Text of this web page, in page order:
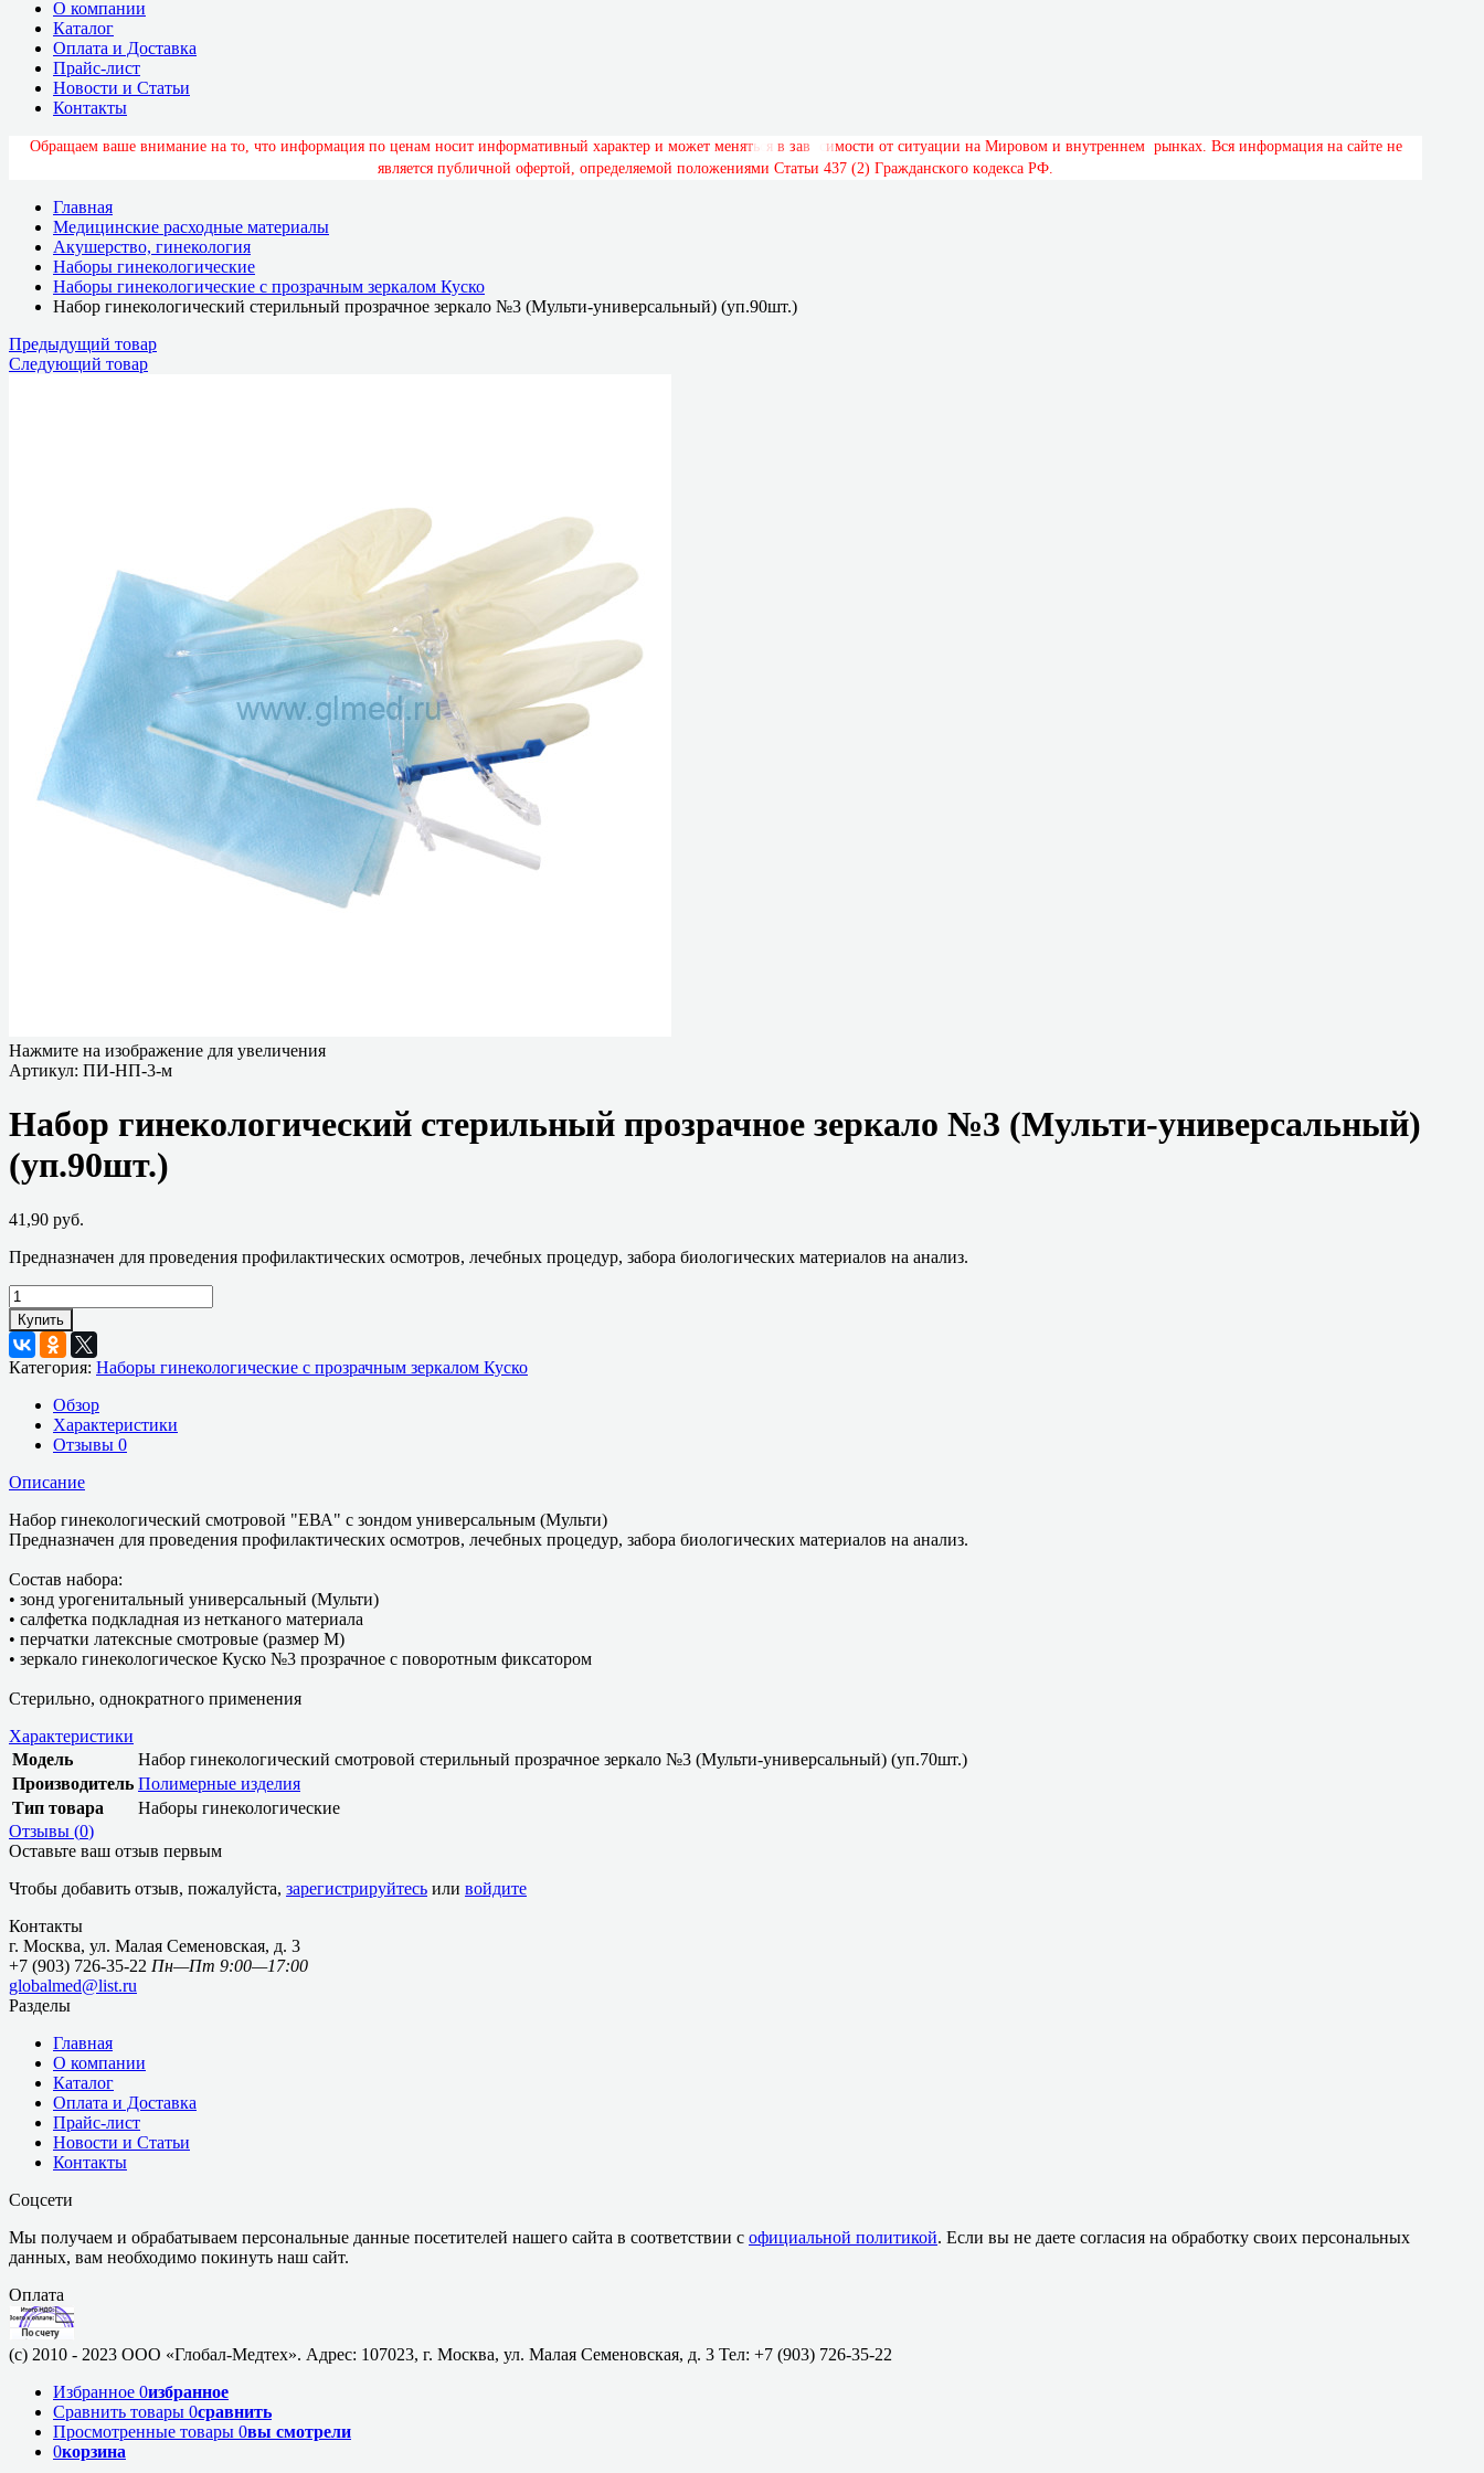
О компании
Каталог
Оплата и Доставка
Прайс-лист
Новости и Статьи
Контакты
Обращаем ваше внимание на то, что информация по ценам носит информативный характер и может менятьс я в зав имости от ситуации на Мировом и внутреннем рынках. Вся информация на сайте не
является публичной офертой, определяемой положениями Статьи 437 (2) Гражданского кодекса РФ.
Главная
Медицинские расходные материалы
Акушерство, гинекология
Наборы гинекологические
Наборы гинекологические с прозрачным зеркалом Куско
Набор гинекологический стерильный прозрачное зеркало №3 (Мульти-универсальный) (уп.90шт.)
Предыдущий товар
Следующий товар
Нажмите на изображение для увеличения
Артикул: ПИ-НП-3-м
Набор гинекологический стерильный прозрачное зеркало №3 (Мульти-универсальный)
(уп.90шт.)
41,90 руб.
Предназначен для проведения профилактических осмотров, лечебных процедур, забора биологических материалов на анализ.
Купить
Категория: Наборы гинекологические с прозрачным зеркалом Куско
Обзор
Характеристики
Отзывы 0
Описание
Набор гинекологический смотровой "ЕВА" с зондом универсальным (Мульти)
Предназначен для проведения профилактических осмотров, лечебных процедур, забора биологических материалов на анализ.
Состав набора:
• зонд урогенитальный универсальный (Мульти)
• салфетка подкладная из нетканого материала
• перчатки латексные смотровые (размер М)
• зеркало гинекологическое Куско №3 прозрачное с поворотным фиксатором
Стерильно, однократного применения
Характеристики
Модель
Набор гинекологический смотровой стерильный прозрачное зеркало №3 (Мульти-универсальный) (уп.70шт.)
Производитель Полимерные изделия
Тип товара
Наборы гинекологические
Отзывы (0)
Оставьте ваш отзыв первым
Чтобы добавить отзыв, пожалуйста, зарегистрируйтесь или войдите
Контакты
г. Москва, ул. Малая Семеновская, д. 3
+7 (903) 726-35-22 Пн—Пт 9:00—17:00
globalmed@list.ru
Разделы
Главная
О компании
Каталог
Оплата и Доставка
Прайс-лист
Новости и Статьи
Контакты
Соцсети
Мы получаем и обрабатываем персональные данные посетителей нашего сайта в соответствии с официальной политикой. Если вы не даете согласия на обработку своих персональных
данных, вам необходимо покинуть наш сайт.
Оплата
(c) 2010 - 2023 ООО «Глобал-Медтех». Адрес: 107023, г. Москва, ул. Малая Семеновская, д. 3 Тел: +7 (903) 726-35-22
Избранное 0избранное
Сравнить товары 0сравнить
Просмотренные товары 0вы смотрели
0корзина